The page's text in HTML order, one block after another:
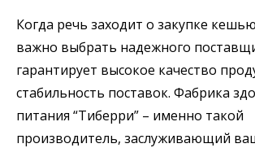
Когда речь заходит о закупке
важно выбрать надежного
гарантирует высокое качество
стабильность поставок. Фабрика
питания “Тиберри” – именно такой
производитель, заслуживающий